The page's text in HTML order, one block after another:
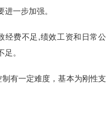
一步加强。
经费不足,绩效工资和日常公
。
有一定难度，基本为刚性支